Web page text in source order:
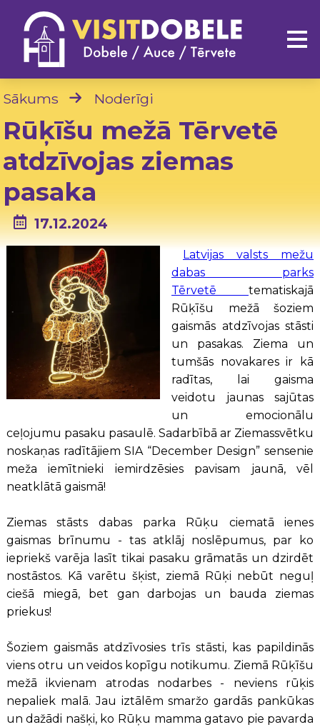
Sākums Noderīgi
Rūķīšu mežā Tērvetē
atdzīvojas ziemas
pasaka
17.12.2024
Latvijas valsts mežu
dabas parks
Tērvetētematiskajā
Rūķīšu mežā šoziem
gaismās atdzīvojas stāsti
un pasakas. Ziema un
tumšās novakares ir kā
radītas, lai gaisma
veidotu jaunas sajūtas
un emocionālu
ceļojumu pasaku pasaulē. Sadarbībā ar Ziemassvētku
noskaņas radītājiem SIA “December Design” sensenie
meža iemītnieki iemirdzēsies pavisam jaunā, vēl
neatklātā gaismā!
Ziemas stāsts dabas parka Rūķu ciematā ienes
gaismas brīnumu - tas atklāj noslēpumus, par ko
iepriekš varēja lasīt tikai pasaku grāmatās un dzirdēt
nostāstos. Kā varētu šķist, ziemā Rūķi nebūt neguļ
ciešā miegā, bet gan darbojas un bauda ziemas
priekus!
Šoziem gaismās atdzīvosies trīs stāsti, kas papildinās
viens otru un veidos kopīgu notikumu. Ziemā Rūķīšu
mežā ikvienam atrodas nodarbes - neviens rūķis
nepaliek malā. Jau iztālēm smaržo gardās pankūkas
un dažādi našķi, ko Rūķu mamma gatavo pie pavarda